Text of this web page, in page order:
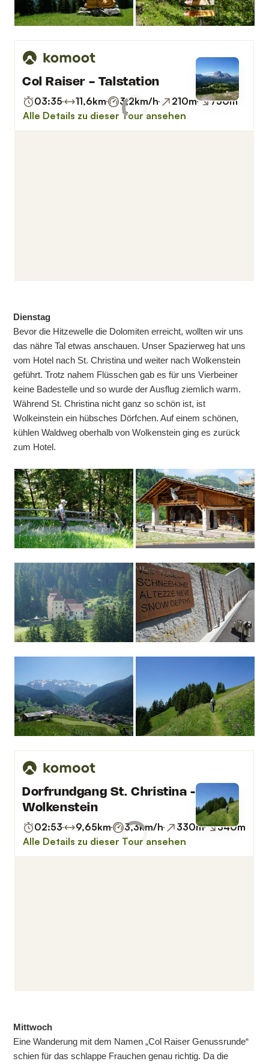
Dienstag
Bevor die Hitzewelle die Dolomiten erreicht, wollten wir uns
das nähre Tal etwas anschauen. Unser Spazierweg hat uns
vom Hotel nach St. Christina und weiter nach Wolkenstein
geführt. Trotz nahem Flüsschen gab es für uns Vierbeiner
keine Badestelle und so wurde der Ausflug ziemlich warm.
Während St. Christina nicht ganz so schön ist, ist
Wolkeinstein ein hübsches Dörfchen. Auf einem schönen,
kühlen Waldweg oberhalb von Wolkenstein ging es zurück
zum Hotel.
Mittwoch
Eine Wanderung mit dem Namen „Col Raiser Genussrunde“
schien für das schlappe Frauchen genau richtig. Da die